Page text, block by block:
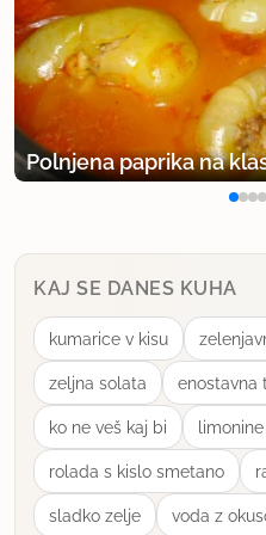
Tole bo pa za danes!
uporabno
mamaF
3340 sporočil
24.7.2009 ob 11:44
Super preprosta ideja!
nadomestila s
melancani, pa bo!
golubić
član od 2007 1276 sporočil
Polnjena paprika na
KAJ SE DANES KUHA
kumarice v kisu
zeljna solata enostavna
ko ne veš kaj bi
rolada s kislo smetano
sladko zelje voda z